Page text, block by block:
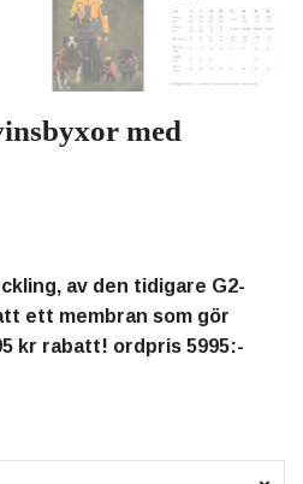
med
av den tidigare G2-
ett membran som gör
kr rabatt! ordpris 5995:-